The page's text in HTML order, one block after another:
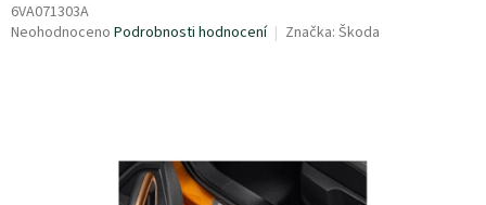
6VA071303A
Průměrné
Neohodnoceno Podrobnosti hodnocení Značka: Škoda